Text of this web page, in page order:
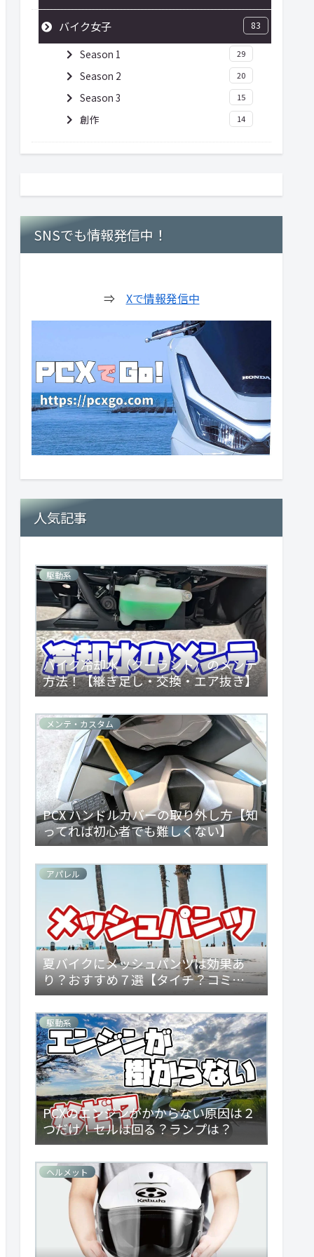
バイク女子 83
Season 1 29
Season 2 20
Season 3 15
創作 14
SNSでも情報発信中！
⇒ Xで情報発信中
人気記事
駆動系
バイク冷却水（クーラント）のメンテ
方法！【継ぎ足し・交換・エア抜き】
メンテ・カスタム
PCX ハンドルカバーの取り外し方【知
ってれば初心者でも難しくない】
アパレル
夏バイクにメッシュパンツは効果あ
り？おすすめ７選【タイチ？コミ
ネ？】
駆動系
PCXのエンジンがかからない原因は２
つだけ！セルは回る？ランプは？
ヘルメット